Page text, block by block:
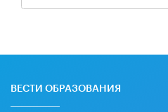
ВЕСТИ ОБРАЗОВАНИЯ